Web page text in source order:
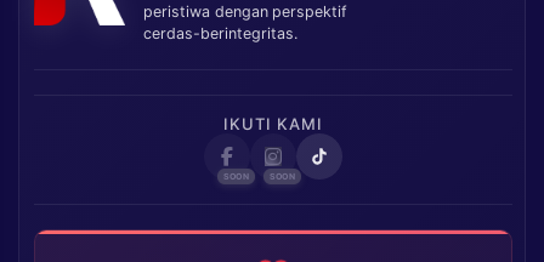
peristiwa dengan perspektif
cerdas-berintegritas.
IKUTI KAMI